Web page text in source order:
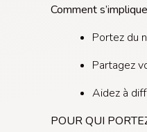
Comment
Portez du
Partagez
Aidez à
POUR QUI